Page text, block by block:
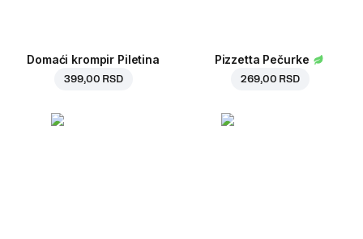
Domaći krompir Piletina
399,00 RSD
Pizzetta Pečurke
269,00 RSD